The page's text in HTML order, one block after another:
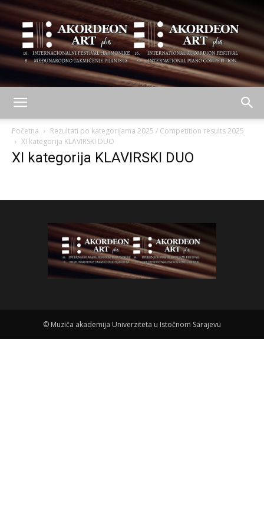
ART
Početna
Rezultati po kategorijama 2025 / Competition results 2025
XI kategorija KLAVIRSKI DUO
XI kategorija KLAVIRSKI DUO
© Muziča akademija Univerziteta u Istočnom Sarajevu